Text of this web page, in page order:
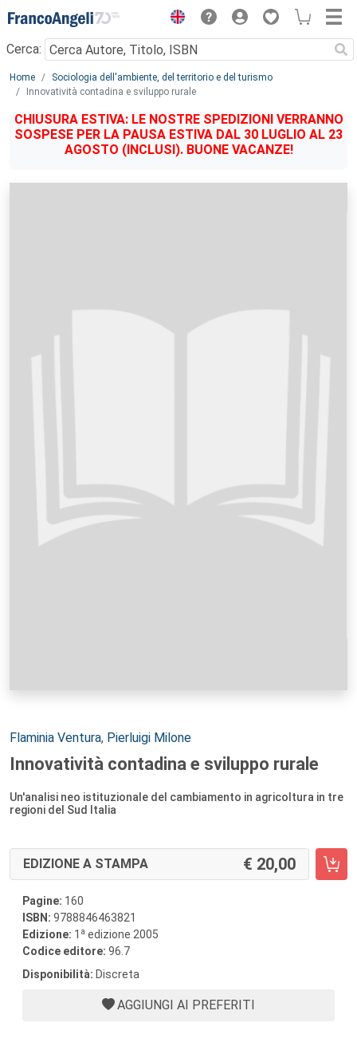
Menu
Cerca:
Main content
Home
Sociologia dell'ambiente, del territorio e del turismo
Innovatività contadina e sviluppo rurale
CHIUSURA ESTIVA: LE NOSTRE SPEDIZIONI VERRANNO
SOSPESE PER LA PAUSA ESTIVA DAL 30 LUGLIO AL 23
AGOSTO (INCLUSI). BUONE VACANZE!
Autori:
Flaminia Ventura, Pierluigi Milone
Innovatività contadina e sviluppo rurale
Un'analisi neo istituzionale del cambiamento in agricoltura in tre
regioni del Sud Italia
EDIZIONE A STAMPA 20,00
Pagine: 160
ISBN: 9788846463821
Edizione: 1 a edizione 2005
Codice editore: 96.7
Disponibilità: Discreta
AGGIUNGI AI PREFERITI